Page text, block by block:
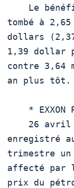
tombé à
dollars
1,39 dollar
contre 3,64
an plus
26
enregistré
trimestre
affecté par
prix du